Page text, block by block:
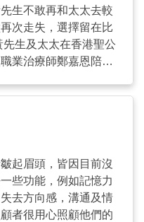
生不敢再和太太去較
次走失，選擇留在比
生及太太在香港聖公
業治療師鄭嘉恩陪同
透過搖籃表面，轉換
務使用者可以通過接
難的人士聯繫及互
份有趣，能與太太互
笑臉。 社福機構樂於
軍澳安老服務大樓樂
，發掘更多創新方法
起眉頭，皆因目前沒
些功能，例如記憶力
去方向感，溝通及情
者很用心照顧他們的